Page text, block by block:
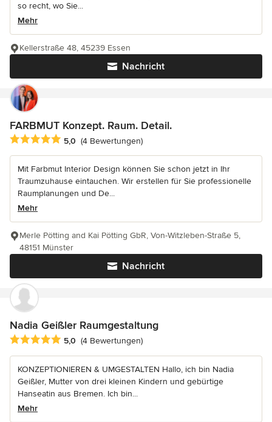
so recht, wo Sie...
Mehr
Nachricht
Kellerstraße 48, 45239 Essen
FARBMUT Konzept. Raum. Detail.
Durchschnittliche Bewertung: 5 von 5 Sternen
5,0 (4 Bewertungen)
Mit Farbmut Interior Design können Sie schon jetzt in Ihr
Traumzuhause eintauchen. Wir erstellen für Sie professionelle
Raumplanungen und De...
Mehr
Nachricht
Merle Pötting and Kai Pötting GbR, Von-Witzleben-Straße 5,
48151 Münster
Nadia Geißler Raumgestaltung
Durchschnittliche Bewertung: 5 von 5 Sternen
5,0 (4 Bewertungen)
KONZEPTIONIEREN & UMGESTALTEN Hallo, ich bin Nadia
Geißler, Mutter von drei kleinen Kindern und gebürtige
Hanseatin aus Bremen. Ich bin...
Mehr